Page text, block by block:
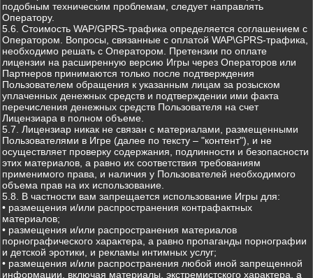
подобным техническим проблемам, следует направлять
Оператору.
5.6. Стоимость WAP/GPRS-трафика определяется соглашением с
Оператором. Вопросы, связанные с оплатой WAP\GPRS-трафика,
необходимо решать с Оператором. Претензии по оплате
лицензии на расширенную версию Игры через Операторов или
Партнеров принимаются только после подтверждения
Пользователем обращения к указанным лицам за розыском
уплаченных денежных средств и подтверждении ими факта
перечисления денежных средств Пользователя на счет
Лицензиара в полном объеме.
5.7. Лицензиар никак не связан с материалами, размещенными
Пользователями в Игре (далее по тексту – "контент"), и не
осуществляет проверку содержания, подлинности и безопасности
этих материалов, а равно их соответствия требованиям
применимого права, и наличия у Пользователей необходимого
объема прав на их использование.
5.8. В частности вам запрещается использование Игры для:
• размещения и/или распространения контрафактных
материалов;
• размещения и/или распространения материалов
порнографического характера, а равно пропаганды порнографии
и детской эротики, и рекламы интимных услуг;
• размещения и/или распространения любой иной запрещенной
информации, включая материалы, экстремистского характера, а